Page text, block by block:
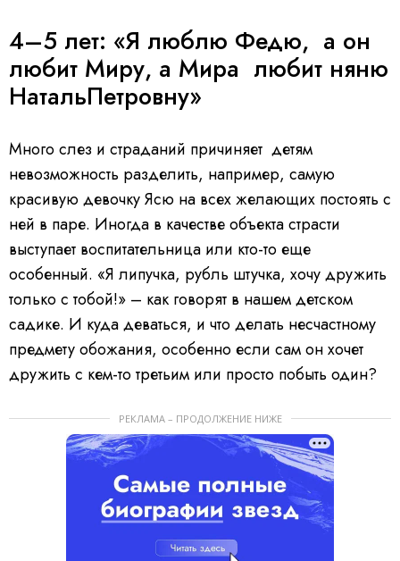
4–5 лет: «Я люблю Федю, а он
любит Миру, а Мира любит няню
НатальПетровну»
Много слез и страданий причиняет детям
невозможность разделить, например, самую
красивую девочку Ясю на всех желающих постоять с
ней в паре. Иногда в качестве объекта страсти
выступает воспитательница или кто-то еще
особенный. «Я липучка, рубль штучка, хочу дружить
только с тобой!» – как говорят в нашем детском
садике. И куда деваться, и что делать несчастному
предмету обожания, особенно если сам он хочет
дружить с кем-то третьим или просто побыть один?
РЕКЛАМА – ПРОДОЛЖЕНИЕ НИЖЕ